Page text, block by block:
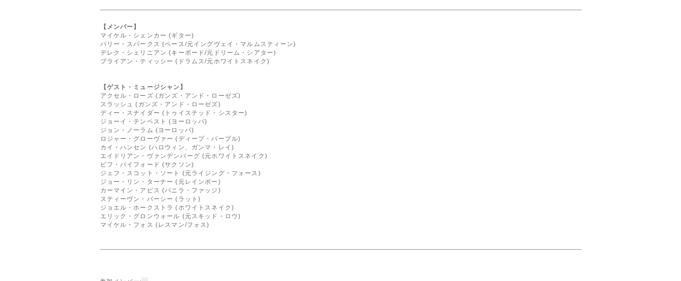
【メンバー】
マイケル・シェンカー (ギター)
バリー・スパークス (ベース/元イングヴェイ・マルムスティーン)
デレク・シェリニアン (キーボード/元ドリーム・シアター)
ブライアン・ティッシー (ドラムス/元ホワイトスネイク)
【ゲスト・ミュージシャン】
アクセル・ローズ (ガンズ・アンド・ローゼズ)
スラッシュ (ガンズ・アンド・ローゼズ)
ディー・スナイダー (トゥイステッド・シスター)
ジョーイ・テンペスト (ヨーロッパ)
ジョン・ノーラム (ヨーロッパ)
ロジャー・グローヴァー (ディープ・パープル)
カイ・ハンセン (ハロウィン、ガンマ・レイ)
エイドリアン・ヴァンデンバーグ (元ホワイトスネイク)
ビフ・バイフォード (サクソン)
ジェフ・スコット・ソート (元ライジング・フォース)
ジョー・リン・ターナー (元レインボー)
カーマイン・アピス (バニラ・ファッジ)
スティーヴン・パーシー (ラット)
ジョエル・ホークストラ (ホワイトスネイク)
エリック・グロンウォール (元スキッド・ロウ)
マイケル・フォス (レスマン/フォス)